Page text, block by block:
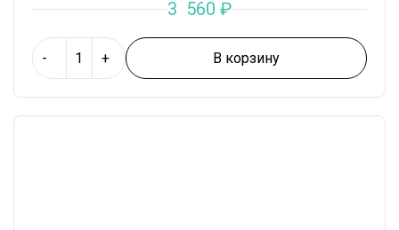
3 560 ₽
- + В корзину